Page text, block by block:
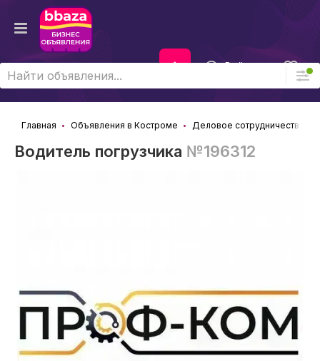
Войти
Главная Объявления в Костроме Деловое сотрудничество и
Водитель погрузчика №196312